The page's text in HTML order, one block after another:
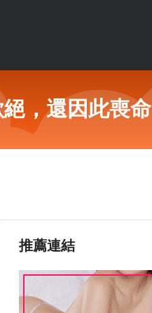
，還因此喪命
推薦連結